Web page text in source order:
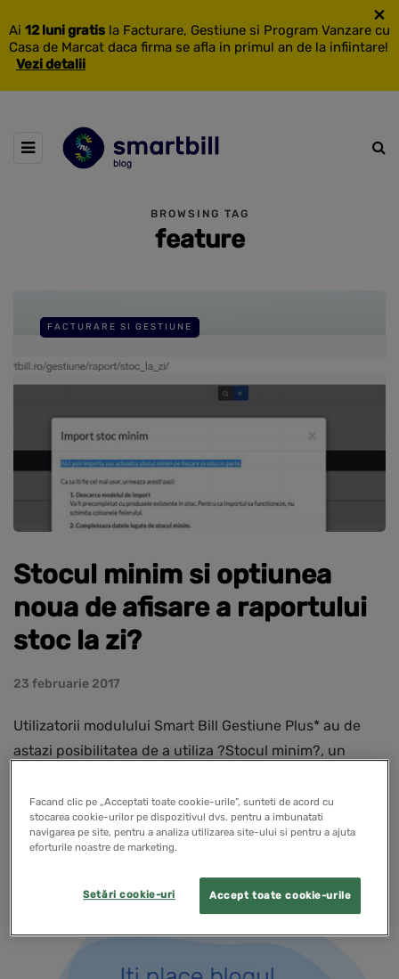
Ai 12 luni gratis la Facturare, Gestiune si Program Vanzare cu
Casa de Marcat daca firma se afla in primul an de la infiintare!
Vezi detalii
×
BROWSING TAG
feature
FACTURARE SI GESTIUNE
Stocul minim si optiunea
noua de afisare a raportului
stoc la zi?
23 februarie 2017
Utilizatorii modulului Smart Bill Gestiune Plus* au de
astazi posibilitatea de a utiliza ?Stocul minim?, un
despre produsele care se apropie de stocul critic.
READ MORE
Facand clic pe „Acceptati toate cookie-urile”, sunteti de acord cu
stocarea cookie-urilor pe dispozitivul dvs. pentru a imbunatati
navigarea pe site, pentru a analiza utilizarea site-ului si pentru a ajuta
eforturile noastre de marketing.
Accept toate cookie-urile
Setări cookie-uri